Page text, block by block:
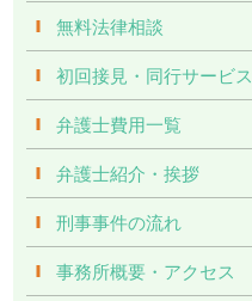
無料法律相談
初回接見・同行サービス
弁護士費用一覧
弁護士紹介・挨拶
刑事事件の流れ
事務所概要・アクセス